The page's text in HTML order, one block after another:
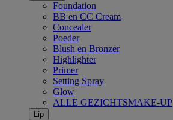
Foundation
BB en CC Cream
Concealer
Poeder
Blush en Bronzer
Highlighter
Primer
Setting Spray
Glow
ALLE GEZICHTSMAKE-UP
Lip